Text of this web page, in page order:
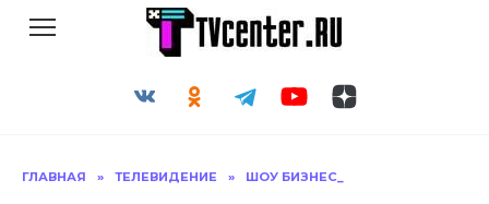
ГЛАВНАЯ » ТЕЛЕВИДЕНИЕ » ШОУ БИЗНЕС_